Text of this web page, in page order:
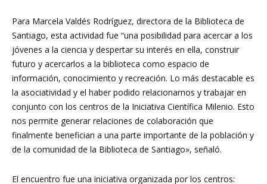
Para Marcela Valdés Rodríguez, directora de la Biblioteca de
Santiago, esta actividad fue “una posibilidad para acercar a los
jóvenes a la ciencia y despertar su interés en ella, construir
futuro y acercarlos a la biblioteca como espacio de
información, conocimiento y recreación. Lo más destacable es
la asociatividad y el haber podido relacionarnos y trabajar en
conjunto con los centros de la Iniciativa Científica Milenio. Esto
nos permite generar relaciones de colaboración que
finalmente benefician a una parte importante de la población y
de la comunidad de la Biblioteca de Santiago», señaló.
El encuentro fue una iniciativa organizada por los centros: